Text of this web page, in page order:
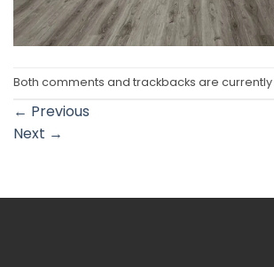
Both comments and trackbacks are
← Previous
Next →